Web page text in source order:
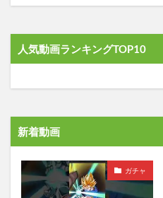
人気動画ランキングTOP10
新着動画
ガチャ